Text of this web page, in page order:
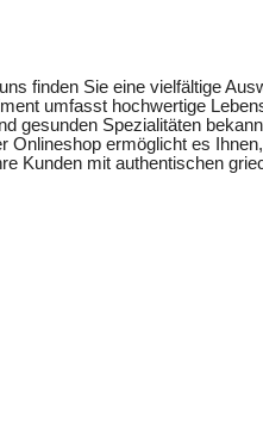
finden Sie eine vielfältige
umfasst hochwertige
gesunden Spezialitäten
ermöglicht es
Kunden mit authentischen